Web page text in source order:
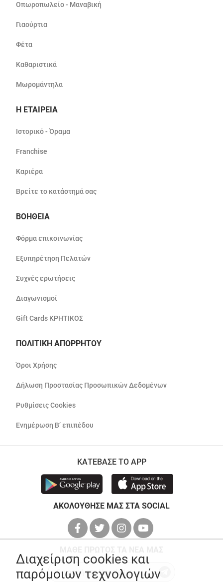
Οπωροπωλείο - Μαναβική
Γιαούρτια
Φέτα
Καθαριστικά
Μωρομάντηλα
Η ΕΤΑΙΡΕΙΑ
Ιστορικό - Όραμα
Franchise
Καριέρα
Βρείτε το κατάστημά σας
ΒΟΗΘΕΙΑ
Φόρμα επικοινωνίας
Εξυπηρέτηση Πελατών
Συχνές ερωτήσεις
Διαγωνισμοί
Gift Cards ΚΡΗΤΙΚΟΣ
ΠΟΛΙΤΙΚΗ ΑΠΟΡΡΗΤΟΥ
Όροι Χρήσης
Δήλωση Προστασίας Προσωπικών Δεδομένων
Ρυθμίσεις Cookies
Ενημέρωση Β’ επιπέδου
ΚΑΤΕΒΑΣΕ ΤΟ APP
ΑΚΟΛΟΥΘΗΣΕ ΜΑΣ ΣΤΑ SOCIAL
Διαχείριση cookies και
παρόμοιων τεχνολογιών